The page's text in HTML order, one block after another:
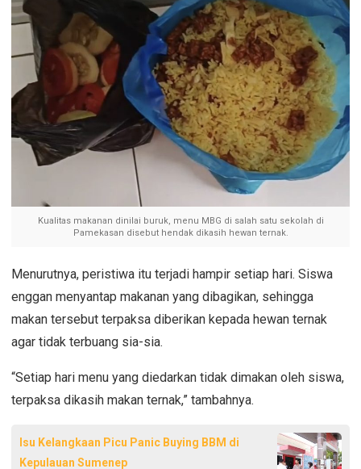
Kualitas makanan dinilai buruk, menu MBG di salah satu sekolah di
Pamekasan disebut hendak dikasih hewan ternak.
Menurutnya, peristiwa itu terjadi hampir setiap hari. Siswa
enggan menyantap makanan yang dibagikan, sehingga
makan tersebut terpaksa diberikan kepada hewan ternak
agar tidak terbuang sia-sia.
“Setiap hari menu yang diedarkan tidak dimakan oleh siswa,
terpaksa dikasih makan ternak,” tambahnya.
Isu Kelangkaan Picu Panic Buying BBM di
Kepulauan Sumenep